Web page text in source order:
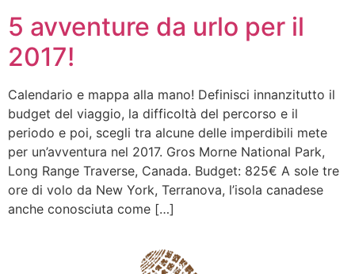
5 avventure da urlo per il
2017!
Calendario e mappa alla mano! Definisci innanzitutto il
budget del viaggio, la difficoltà del percorso e il
periodo e poi, scegli tra alcune delle imperdibili mete
per un’avventura nel 2017. Gros Morne National Park,
Long Range Traverse, Canada. Budget: 825€ A sole tre
ore di volo da New York, Terranova, l’isola canadese
anche conosciuta come […]